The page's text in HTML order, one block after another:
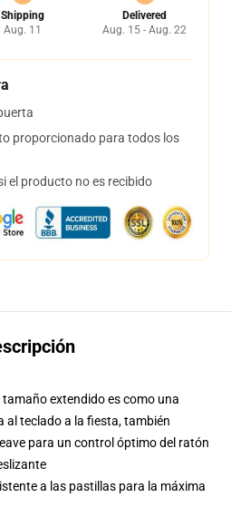
Shipping
Aug. 11
Delivered
Aug. 15 - Aug. 22
proporcionado para todos los
el producto no es recibido
extendido es como una
al teclado a la fiesta, también
para un control óptimo del ratón
a las pastillas para la máxima